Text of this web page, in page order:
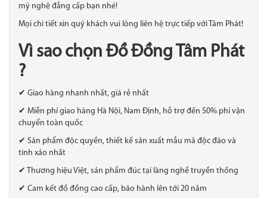
mỹ nghệ đẳng cấp bạn nhé!
Mọi chi tiết xin quý khách vui lòng liên hệ trực tiếp với Tâm Phát!
Vì sao chọn Đồ Đồng Tâm Phát
?
✔ Giao hàng nhanh nhất, giá rẻ nhất
✔ Miễn phí giao hàng Hà Nội, Nam Định, hỗ trợ đến 50% phí vận
chuyển toàn quốc
✔ Sản phẩm độc quyền, thiết kế sản xuất mẫu mã độc đáo và
tinh xảo nhất
✔ Thương hiệu Việt, sản phẩm đúc tại làng nghề truyền thống
✔ Cam kết đồ đồng cao cấp, bảo hành lên tới 20 năm